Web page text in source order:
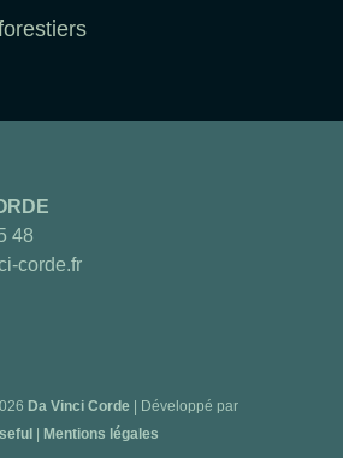
48
corde.fr
Da Vinci Corde
Développé par
Mentions légales